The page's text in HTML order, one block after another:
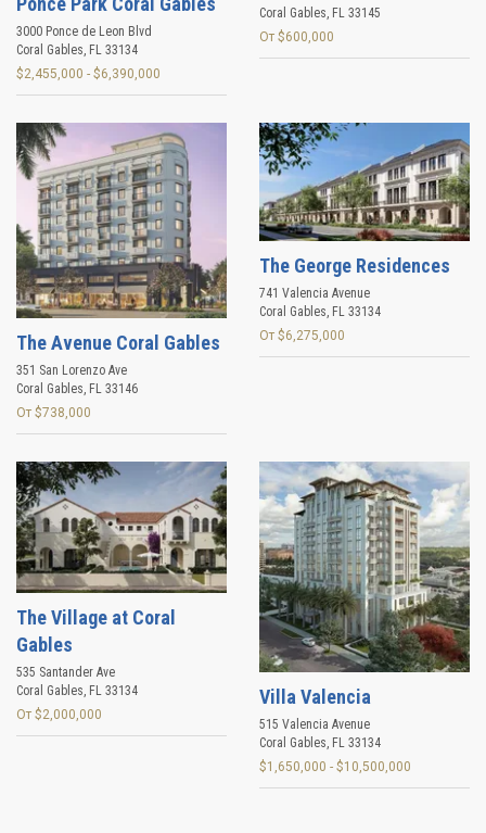
3000 Ponce de Leon Blvd
Coral Gables FL 33134
$2,455,000 - $6,390,000
Coral Gables FL 33145
От $600,000
The Avenue Coral Gables
351 San Lorenzo Ave
Coral Gables, FL 33146
От $738,000
The George Residences
741 Valencia Avenue
Coral Gables, FL 33134
От $6,275,000
The Village at Coral
Gables
535 Santander Ave
Coral Gables, FL 33134
От $2,000,000
Villa Valencia
515 Valencia Avenue
Coral Gables, FL 33134
$1,650,000 - $10,500,000